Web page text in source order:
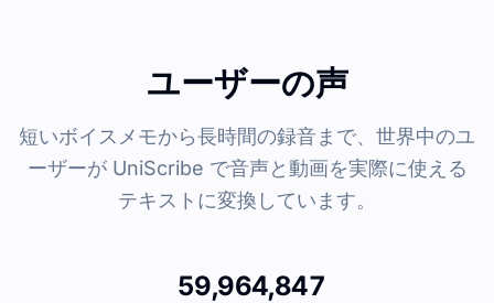
ユーザーの声
短いボイスメモから長時間の録音まで、世界中のユ
ーザーが UniScribe で音声と動画を実際に使える
テキストに変換しています。
59,964,847